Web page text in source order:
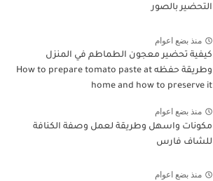
التحضير بالصور
منذ بضع اعوام
كيفية تحضير معجون الطماطم في المنزل
وطريقة حفظه How to prepare tomato paste at
home and how to preserve it
منذ بضع اعوام
مكونات واسهل وطريقة لعمل وصفة الكنافة
للشاف فارس
منذ بضع اعوام